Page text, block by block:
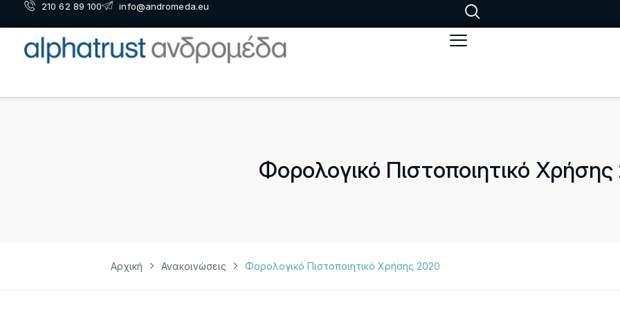
210 62 89 100 info@andromeda.eu
Φορολογικό Πιστοποιητικό
Αρχική Ανακοινώσεις Φορολογικό Πιστοποιητικό Χρήσης 2020